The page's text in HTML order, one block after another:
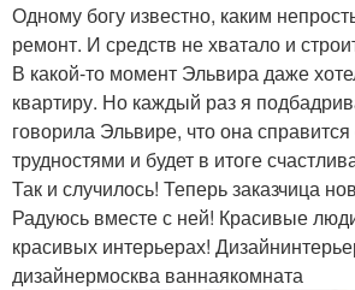
Одному богу известно, каким
ремонт. И средств не хватало и
В какой-то момент Эльвира даже
квартиру. Но каждый раз я
говорила Эльвире, что она
трудностями и будет в итоге
Так и случилось! Теперь заказчица
Радуюсь вместе с ней! Красивые
красивых интерьерах!
дизайнермосква ваннаякомната